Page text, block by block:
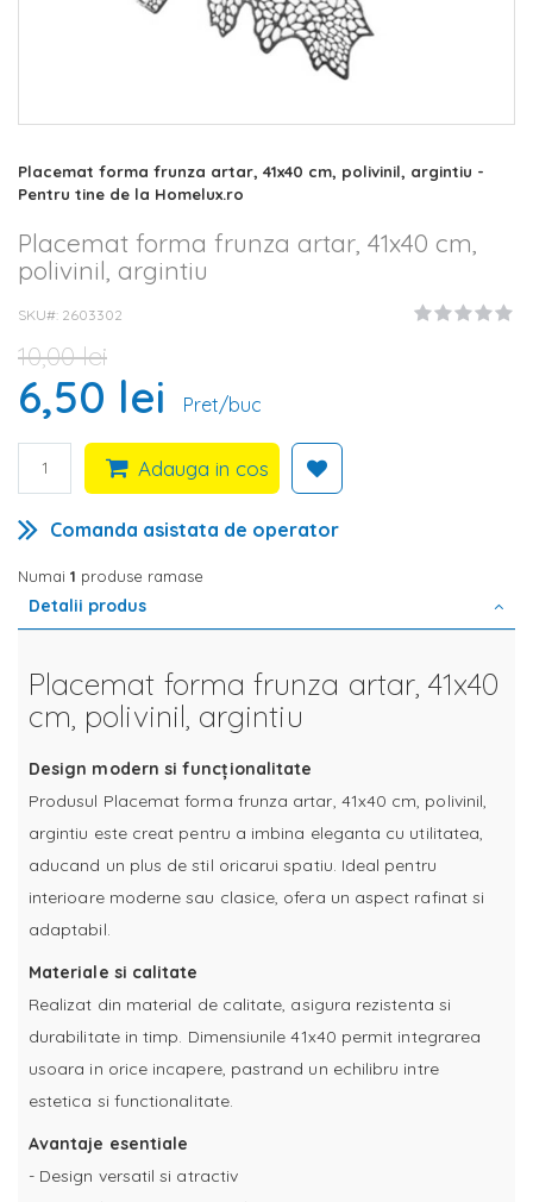
Skip
to
beginning
of
the
gallery
Placemat forma frunza artar, 41x40 cm, polivinil, argintiu -
Pentru tine de la Homelux.ro
Placemat forma frunza artar, 41x40 cm,
polivinil, argintiu
SKU# 2603302
10,00 lei
6,50 lei Pret/buc
Adauga in cos
Comanda asistata de operator
Numai 1 produse ramase
Detalii produs
Placemat forma frunza artar, 41x40
cm, polivinil, argintiu
Design modern si funcționalitate
Produsul Placemat forma frunza artar, 41x40 cm, polivinil,
argintiu este creat pentru a imbina eleganta cu utilitatea,
aducand un plus de stil oricarui spatiu. Ideal pentru
interioare moderne sau clasice, ofera un aspect rafinat si
adaptabil.
Materiale si calitate
Realizat din material de calitate, asigura rezistenta si
durabilitate in timp. Dimensiunile 41x40 permit integrarea
usoara in orice incapere, pastrand un echilibru intre
estetica si functionalitate.
Avantaje esentiale
- Design versatil si atractiv